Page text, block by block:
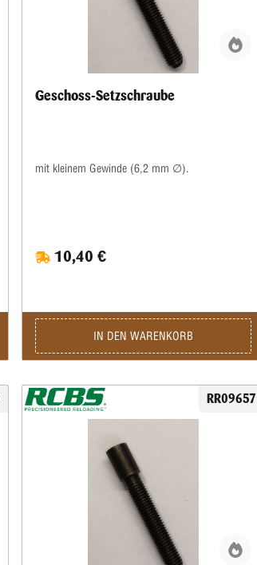
Geschoss-Setzschraube
mit kleinem Gewinde (6,2 mm ∅).
10,40 €
IN DEN WARENKORB
RR09657